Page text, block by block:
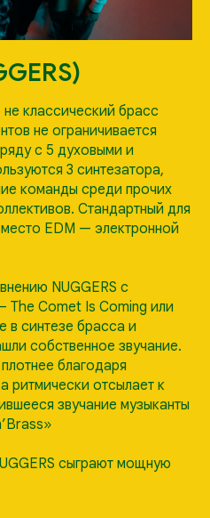
классический брасс
не ограничивается
с 5 духовыми и
3 синтезатора,
команды среди прочих
Стандартный для
EDM — электронной
NUGGERS с
The Comet Is Coming или
в синтезе брасса и
собственное звучание.
благодаря
ритмически отсылает к
звучание музыканты
сыграют мощную